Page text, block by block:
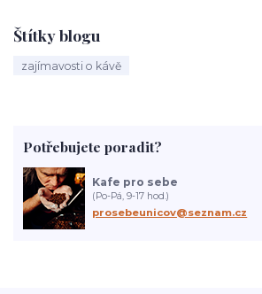
Štítky blogu
zajímavosti o kávě
Potřebujete poradit?
Kafe pro sebe
(Po-Pá, 9-17 hod.)
prosebeunicov@seznam.cz